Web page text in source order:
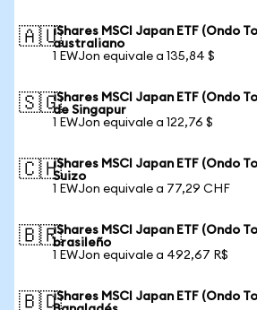
🇦🇺iShares MSCI Japan ETF (Ondo
australiano
1 EWJon equivale a 135,84 $
🇸🇬iShares MSCI Japan ETF (Ondo
de Singapur
1 EWJon equivale a 122,76 $
🇨🇭iShares MSCI Japan ETF (Ondo
Suizo
1 EWJon equivale a 77,29 CHF
🇧🇷iShares MSCI Japan ETF (Ondo
brasileño
1 EWJon equivale a 492,67 R$
🇧🇩iShares MSCI Japan ETF (Ondo